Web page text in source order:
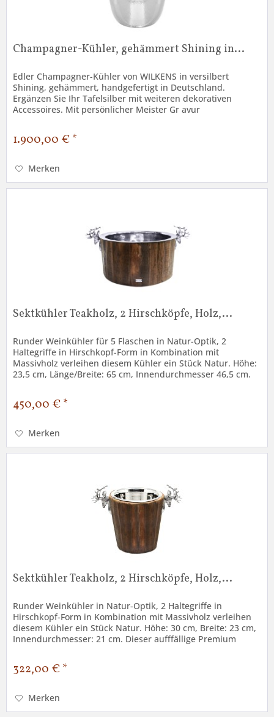
Champagner-Kühler, gehämmert Shining in...
Edler Champagner-Kühler von WILKENS in versilbert
Shining, gehämmert, handgefertigt in Deutschland.
Ergänzen Sie Ihr Tafelsilber mit weiteren dekorativen
Accessoires. Mit persönlicher Meister Gr avur
1.900,00 € *
Merken
Sektkühler Teakholz, 2 Hirschköpfe, Holz,...
Runder Weinkühler für 5 Flaschen in Natur-Optik, 2
Haltegriffe in Hirschkopf-Form in Kombination mit
Massivholz verleihen diesem Kühler ein Stück Natur. Höhe:
23,5 cm, Länge/Breite: 65 cm, Innendurchmesser 46,5 cm.
450,00 € *
Merken
Sektkühler Teakholz, 2 Hirschköpfe, Holz,...
Runder Weinkühler in Natur-Optik, 2 Haltegriffe in
Hirschkopf-Form in Kombination mit Massivholz verleihen
diesem Kühler ein Stück Natur. Höhe: 30 cm, Breite: 23 cm,
Innendurchmesser: 21 cm. Dieser aufffällige Premium
322,00 € *
Merken